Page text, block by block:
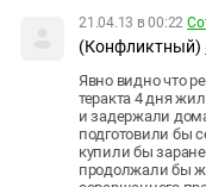
21.04.13 в 00:22
(Конфликтный)
Явно видно что
теракта 4 дня
и задержали
подготовили бы
купили бы
продолжали бы